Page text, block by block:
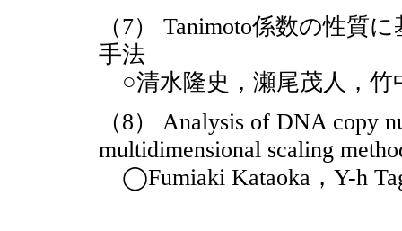
（7） Tanimoto係数の性質
手法
○清水隆史，瀬尾茂人，竹
（8） Analysis of DNA copy
multidimensional scaling
◯Fumiaki Kataoka，Y-h